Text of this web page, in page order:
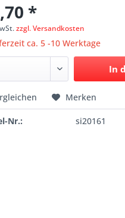
*
zzgl. Versandkosten
ca. 5 -10 Werktage
In
Merken
Nr.: si20161